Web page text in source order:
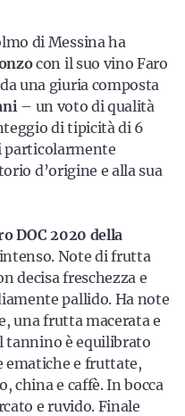
di Messina ha
con il suo vino Faro
una giuria composta
– un voto di qualità
di tipicità di 6
particolarmente
d’origine e alla sua
DOC 2020 della
Note di frutta
decisa freschezza e
pallido. Ha note
una frutta macerata e
tannino è equilibrato
ematiche e fruttate,
china e caffè. In bocca
e ruvido. Finale